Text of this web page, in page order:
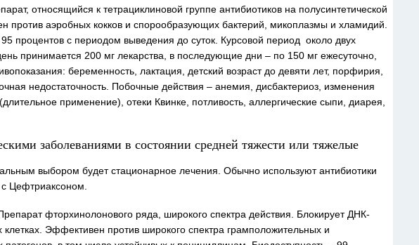
относящийся к тетрациклиновой группе антибиотиков на полусинтетической
против аэробных кокков и спорообразующих бактерий, микоплазмы и хламидий.
процентов с периодом выведения до суток. Курсовой период ­ около двух
принимается 200 мг лекарства, в последующие дни – по 150 мг ежесуточно,
беременность, лактация, детский возраст до девяти лет, порфирия,
недостаточность. Побочные действия – анемия, дисбактериоз, изменения
применение), отеки Квинке, потливость, аллергические сыпи, диарея,
заболеваниями в состоянии средней тяжести или тяжелые
выбором будет стационарное лечения. Обычно используют антибиотики
Цефтриаксоном.
Препарат фторхинолонового ряда, широкого спектра действия. Блокирует ДНК-
клетках. Эффективен против широкого спектра грамположительных и